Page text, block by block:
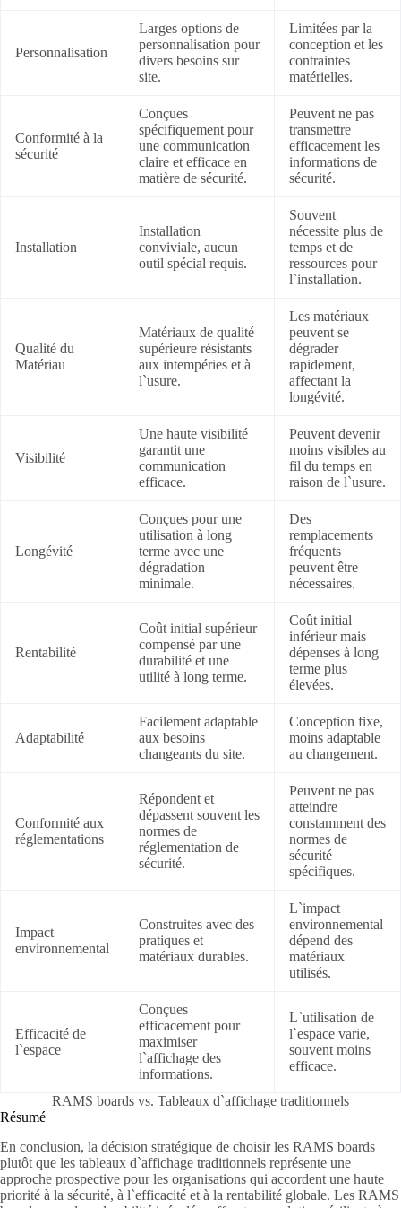
Personnalisation
Larges options de
personnalisation pour
divers besoins sur
site.
Limitées par la
conception et les
contraintes
matérielles.
Conformité à la
sécurité
Conçues
spécifiquement pour
une communication
claire et efficace en
matière de sécurité.
Peuvent ne pas
transmettre
efficacement les
informations de
sécurité.
Installation
Installation
conviviale, aucun
outil spécial requis.
Souvent
nécessite plus de
temps et de
ressources pour
l`installation.
Qualité du
Matériau
Matériaux de qualité
supérieure résistants
aux intempéries et à
l`usure.
Les matériaux
peuvent se
dégrader
rapidement,
affectant la
longévité.
Visibilité
Une haute visibilité
garantit une
communication
efficace.
Peuvent devenir
moins visibles au
fil du temps en
raison de l`usure.
Longévité
Conçues pour une
utilisation à long
terme avec une
dégradation
minimale.
Des
remplacements
fréquents
peuvent être
nécessaires.
Rentabilité
Coût initial supérieur
compensé par une
durabilité et une
utilité à long terme.
Coût initial
inférieur mais
dépenses à long
terme plus
élevées.
Adaptabilité
Facilement adaptable
aux besoins
changeants du site.
Conception fixe,
moins adaptable
au changement.
Conformité aux
réglementations
Répondent et
dépassent souvent les
normes de
réglementation de
sécurité.
Peuvent ne pas
atteindre
constamment des
normes de
sécurité
spécifiques.
Impact
environnemental
Construites avec des
pratiques et
matériaux durables.
L`impact
environnemental
dépend des
matériaux
utilisés.
Efficacité de
l`espace
Conçues
efficacement pour
maximiser
l`affichage des
informations.
L`utilisation de
l`espace varie,
souvent moins
efficace.
RAMS boards vs. Tableaux d`affichage traditionnels
Résumé
En conclusion, la décision stratégique de choisir les RAMS boards
plutôt que les tableaux d`affichage traditionnels représente une
approche prospective pour les organisations qui accordent une haute
priorité à la sécurité, à l`efficacité et à la rentabilité globale. Les RAMS